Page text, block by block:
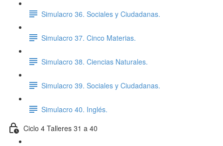
Simulacro 36. Sociales y Ciudadanas.
Simulacro 37. Cinco Materias.
Simulacro 38. Ciencias Naturales.
Simulacro 39. Sociales y Ciudadanas.
Simulacro 40. Inglés.
Ciclo 4 Talleres 31 a 40